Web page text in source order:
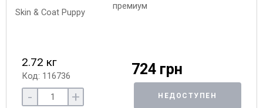
премиум
2.72 кг
Код: 116736 724 грн
- + НЕДОСТУПЕН